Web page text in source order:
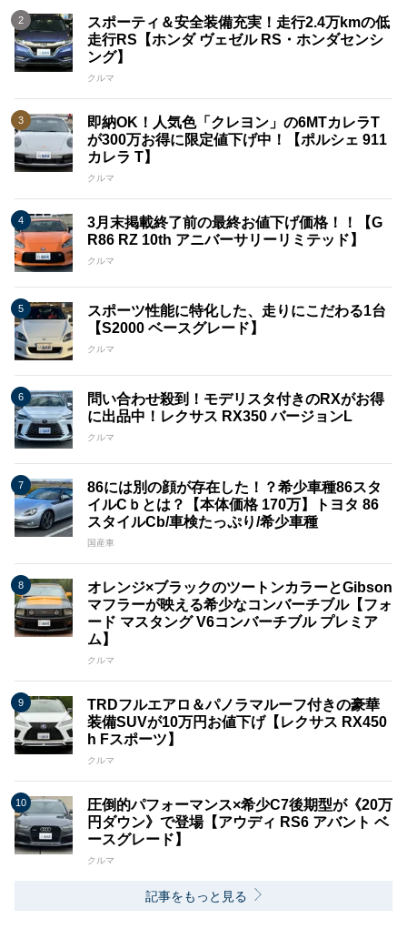
スポーティ＆安全装備充実！走行2.4万kmの低
走行RS【ホンダ ヴェゼル RS・ホンダセンシ
ング】
クルマ
即納OK！人気色「クレヨン」の6MTカレラT
が300万お得に限定値下げ中！【ポルシェ 911
カレラ T】
クルマ
3月末掲載終了前の最終お値下げ価格！！【G
R86 RZ 10th アニバーサリーリミテッド】
クルマ
スポーツ性能に特化した、走りにこだわる1台
【S2000 ベースグレード】
クルマ
問い合わせ殺到！モデリスタ付きのRXがお得
に出品中！レクサス RX350 バージョンL
クルマ
86には別の顔が存在した！？希少車種86スタ
イルCｂとは？【本体価格 170万】トヨタ 86
スタイルCb/車検たっぷり/希少車種
国産車
オレンジ×ブラックのツートンカラーとGibson
マフラーが映える希少なコンバーチブル【フォ
ード マスタング V6コンバーチブル プレミア
ム】
クルマ
TRDフルエアロ＆パノラマルーフ付きの豪華
装備SUVが10万円お値下げ【レクサス RX450
h Fスポーツ】
クルマ
圧倒的パフォーマンス×希少C7後期型が《20万
円ダウン》で登場【アウディ RS6 アバント ベ
ースグレード】
クルマ
記事をもっと見る